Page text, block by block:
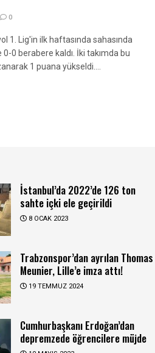
0
1. Lig'in ilk haftasında sahasında
0 berabere kaldı. İki takımda bu
1 puana yükseldi....
İstanbul’da 2022’de 126 ton
sahte içki ele geçirildi
8 OCAK 2023
Trabzonspor’dan ayrılan Thomas
Meunier, Lille’e imza attı!
19 TEMMUZ 2024
Cumhurbaşkanı Erdoğan’dan
depremzede öğrencilere müjde